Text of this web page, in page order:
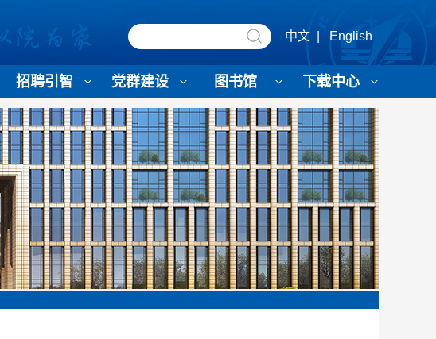
中文 English
招聘引智 党群建设 图书馆 下载中心